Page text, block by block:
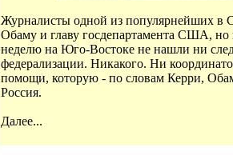
Журналисты одной из популярнейших в
Обаму и главу госдепартамента США, но
неделю на Юго-Востоке не нашли ни
федерализации. Никакого. Ни
помощи, которую - по словам Керри,
Россия.
Далее...